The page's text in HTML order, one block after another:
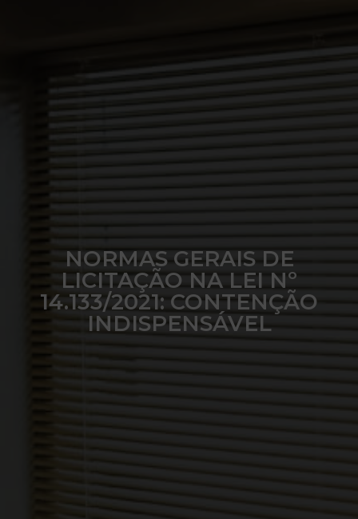
NORMAS GERAIS DE
LICITAÇÃO NA LEI Nº
14.133/2021: CONTENÇÃO
INDISPENSÁVEL